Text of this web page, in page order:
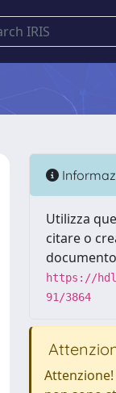
Utilizza
citare o
https://
91/3864